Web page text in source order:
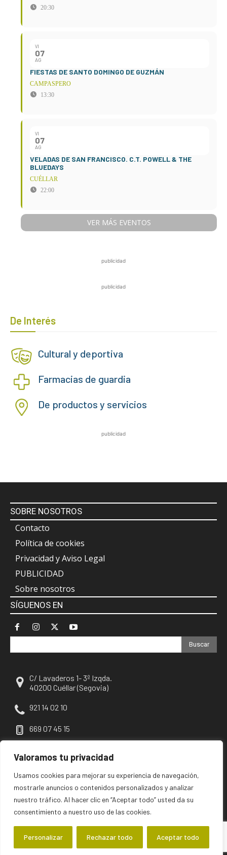
Valoramos tu privacidad
Usamos cookies para mejorar su experiencia de navegación,
mostrarle anuncios o contenidos personalizados y analizar
nuestro tráfico. Al hacer clic en “Aceptar todo” usted da su
consentimiento a nuestro uso de las cookies.
Personalizar Rechazar todo Aceptar todo
20:30
VI
07
AG
FIESTAS DE SANTO DOMINGO DE GUZMÁN
CAMPASPERO
13:30
VI
07
AG
VELADAS DE SAN FRANCISCO. C.T. POWELL & THE
BLUEDAYS
CUÉLLAR
22:00
VER MÁS EVENTOS
publicidad
publicidad
De Interés
Cultural y deportiva
Farmacias de guardia
De productos y servicios
publicidad
SOBRE NOSOTROS
Contacto
Política de cookies
Privacidad y Aviso Legal
PUBLICIDAD
Sobre nosotros
SÍGUENOS EN
Buscar
C/ Lavaderos 1- 3º Izqda.
40200 Cuéllar (Segovia)
921 14 02 10
669 07 45 15